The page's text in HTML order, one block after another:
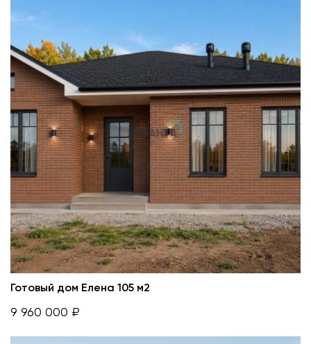
Готовый дом Елена 105 м2
9 960 000 ₽